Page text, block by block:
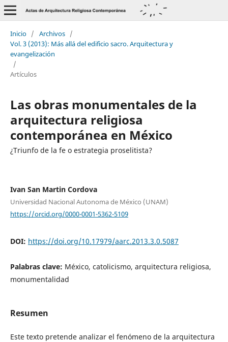
Inicio / Archivos /
Vol. 3 (2013): Más allá del edificio sacro. Arquitectura y
evangelización
/
Artículos
Las obras monumentales de la
arquitectura religiosa
contemporánea en México
¿Triunfo de la fe o estrategia proselitista?
Ivan San Martin Cordova
Universidad Nacional Autonoma de México (UNAM)
https://orcid.org/0000-0001-5362-5109
DOI: https://doi.org/10.17979/aarc.2013.3.0.5087
Palabras clave: México, catolicismo, arquitectura religiosa,
monumentalidad
Resumen
Este texto pretende analizar el fenómeno de la arquitectura